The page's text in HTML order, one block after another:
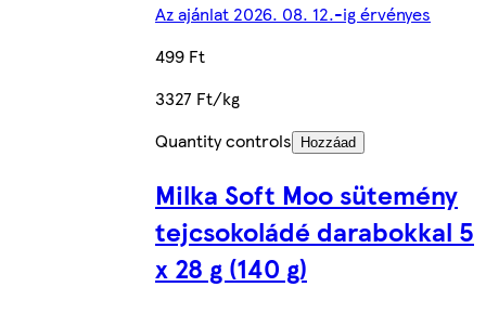
Az ajánlat 2026. 08. 12.-ig érvényes
499 Ft
3327 Ft/kg
Quantity controls
Hozzáad
Milka Soft Moo sütemény
tejcsokoládé darabokkal 5
x 28 g (140 g)